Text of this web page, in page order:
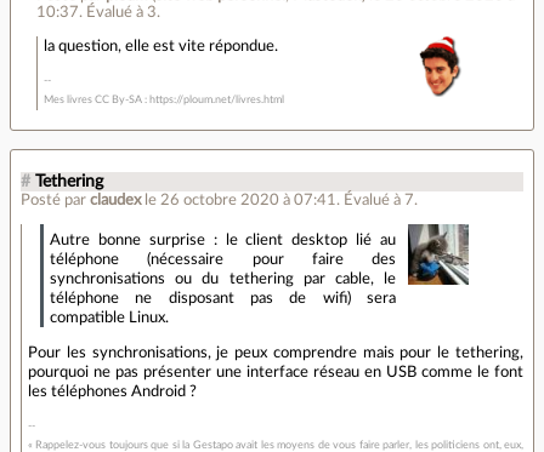
10:37. Évalué à 3.
la question, elle est vite répondue.
Mes livres CC By-SA : https://ploum.net/livres.html
# Tethering
Posté par claudex le 26 octobre 2020 à 07:41 . Évalué à 7.
Autre bonne surprise : le client desktop lié au
téléphone (nécessaire pour faire des
synchronisations ou du tethering par cable, le
téléphone ne disposant pas de wifi) sera
compatible Linux.
Pour les synchronisations, je peux comprendre mais pour le tethering,
pourquoi ne pas présenter une interface réseau en USB comme le font
les téléphones Android ?
« Rappelez-vous toujours que si la Gestapo avait les moyens de vous faire parler, les politiciens ont, eux,